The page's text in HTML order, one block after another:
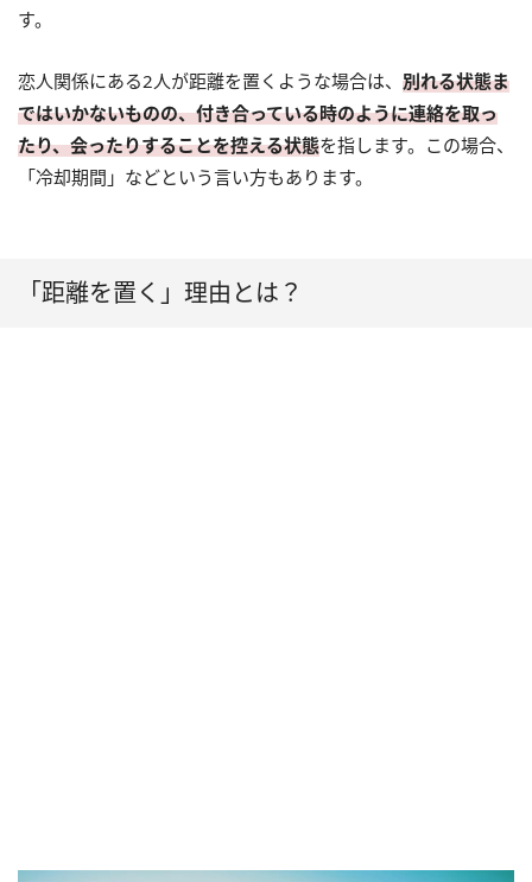
す。
恋人関係にある2人が距離を置くような場合は、 別れる状態ま
ではいかないものの、付き合っている時のように連絡を取っ
たり、会ったりすることを控える状態を指します。この場合、
「冷却期間」などという言い方もあります。
「距離を置く」理由とは？